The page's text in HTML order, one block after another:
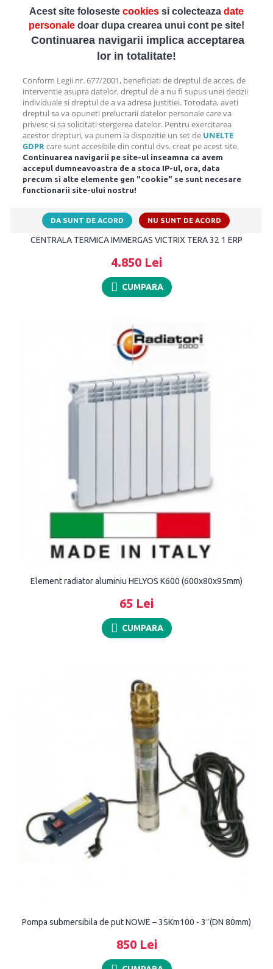
Acest site foloseste cookiessi colecteaza date
personaledoar dupa crearea unui cont pe site!
Continuarea navigarii implica acceptarea
lor in totalitate!
Conform Legii nr. 677/2001, beneficiati de dreptul de acces, de
interventie asupra datelor, dreptul de a nu fi supus unei decizii
individuale si dreptul de a va adresa justitiei. Totodata, aveti
dreptul sa va opuneti prelucrarii datelor personale care va
privesc si sa solicitati stergerea datelor. Pentru exercitarea
acestor drepturi, va punem la dispozitie un set de UNELTE
GDPR care sunt accesibile din contul dvs. creat pe acest site.
Continuarea navigarii pe site-ul inseamna ca avem
accepul dumneavoastra de a stoca IP-ul, ora, data
precum si alte elemente gen "cookie" se sunt necesare
functionarii site-ului nostru!
DA SUNT DE ACORD NU SUNT DE ACORD
CENTRALA TERMICA IMMERGAS VICTRIX TERA 32 1 ERP
4.850 Lei
CUMPARA
Element radiator aluminiu HELYOS K600 (600x80x95mm)
65 Lei
CUMPARA
Pompa submersibila de put NOWE – 3SKm100 - 3″(DN 80mm)
850 Lei